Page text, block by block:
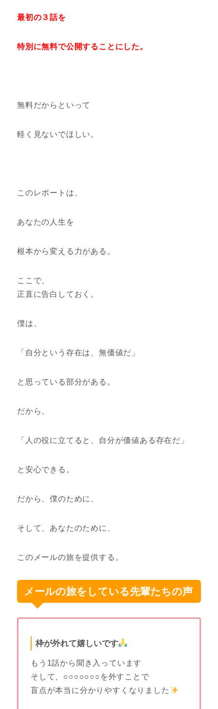
最初の３話を
特別に無料で公開することにした。
無料だからといって
軽く見ないでほしい。
このレポートは、
あなたの人生を
根本から変える力がある。
ここで、
正直に告白しておく。
僕は、
「自分という存在は、無価値だ」
と思っている部分がある。
だから、
「人の役に立てると、自分が価値ある存在だ」
と安心できる。
だから、僕のために、
そして、あなたのために、
このメールの旅を提供する。
メールの旅をしている先輩たちの声
枠が外れて嬉しいです
もう1話から聞き入っています
そして、○○○○○○○を外すことで
盲点が本当に分かりやすくなりました